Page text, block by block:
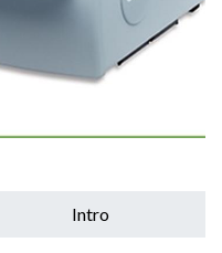
Intro